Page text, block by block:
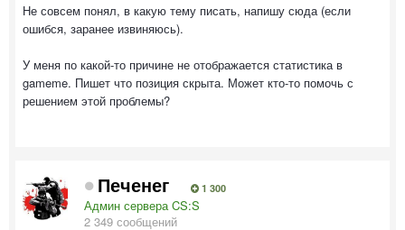
Не совсем понял, в какую тему писать, напишу сюда (если
ошибся, заранее извиняюсь).
У меня по какой-то причине не отображается статистика в
gameme. Пишет что позиция скрыта. Может кто-то помочь с
решением этой проблемы?
Печенег 1 300
Админ сервера CS:S
2 349 сообщений